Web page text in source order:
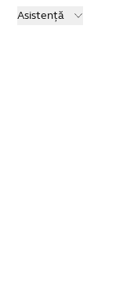
Asistență